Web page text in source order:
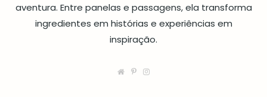
aventura. Entre panelas e passagens, ela transforma
ingredientes em histórias e experiências em
inspiração.
W
P
I